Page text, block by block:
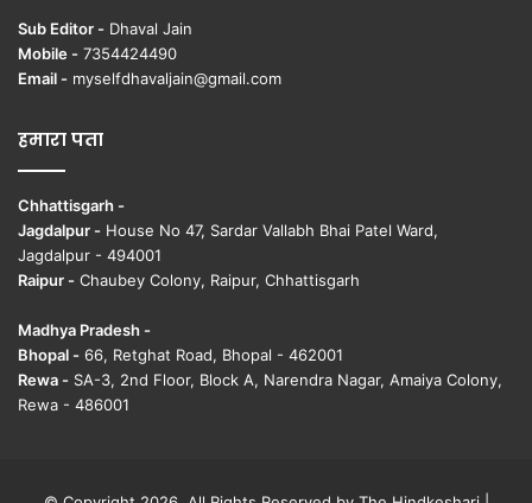
Sub Editor - Dhaval Jain
Mobile - 7354424490
Email - myselfdhavaljain@gmail.com
हमारा पता
Chhattisgarh -
Jagdalpur - House No 47, Sardar Vallabh Bhai Patel Ward,
Jagdalpur - 494001
Raipur - Chaubey Colony, Raipur, Chhattisgarh
Madhya Pradesh -
Bhopal - 66, Retghat Road, Bhopal - 462001
Rewa - SA-3, 2nd Floor, Block A, Narendra Nagar, Amaiya Colony,
Rewa - 486001